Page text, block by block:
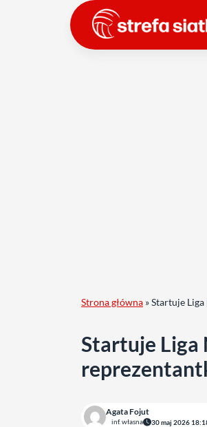
Strona główna »Startuje
Startuje Liga
Agata Fojut
inf. własna 30 maj 2026